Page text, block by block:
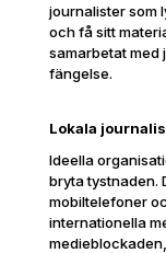
journalister som
och få sitt
samarbetat med
fängelse.
Lokala
Ideella
bryta tystnaden.
mobiltelefoner
internationella